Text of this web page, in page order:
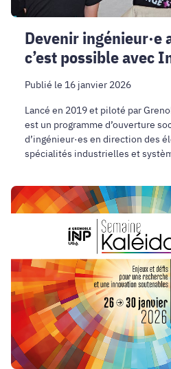
Devenir ingénieur·e
c’est possible avec
Publié le 16 janvier 2026
Lancé en 2019 et piloté par
est un programme d’ouverture
d’ingénieur·es en direction des
spécialités industrielles et
Semaine
Kaléidoscope
édition